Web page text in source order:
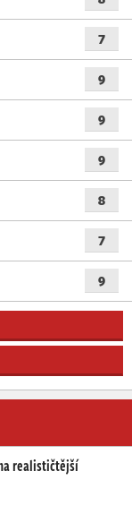
7
9
9
9
8
7
9
realističtější